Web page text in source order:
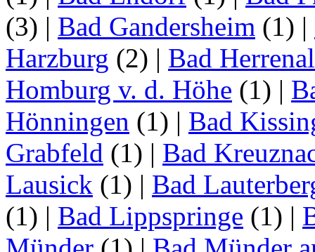
(3) | Bad Gandersheim (1) |
Harzburg (2) | Bad
Homburg v. d. Höhe (1) |
Hönningen (1) | Bad
Grabfeld (1) | Bad
Lausick (1) | Bad
(1) | Bad Lippspringe (1) |